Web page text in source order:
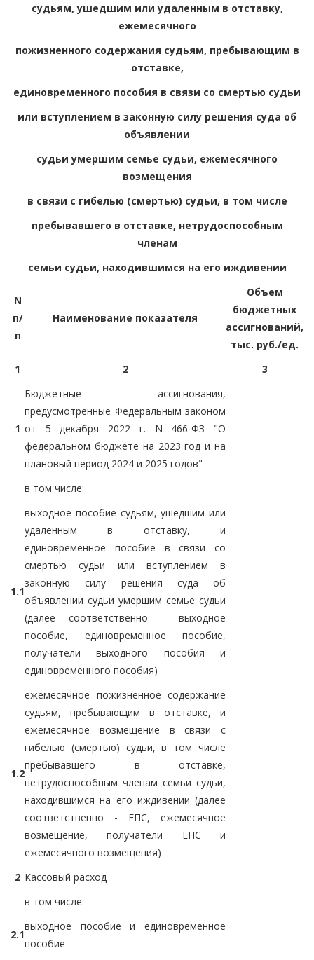
судьям, ушедшим или удаленным в отставку,
ежемесячного
пожизненного содержания судьям, пребывающим в
отставке,
единовременного пособия в связи со смертью судьи
или вступлением в законную силу решения суда об
объявлении
судьи умершим семье судьи, ежемесячного
возмещения
в связи с гибелью (смертью) судьи, в том числе
пребывавшего в отставке, нетрудоспособным
членам
семьи судьи, находившимся на его иждивении
N
п/
п
Наименование показателя
Объем
бюджетных
ассигнований,
тыс. руб./ед.
1
2 3
1
Бюджетные ассигнования,
предусмотренные Федеральным законом
от 5 декабря 2022 г. N 466-ФЗ "О
федеральном бюджете на 2023 год и на
плановый период 2024 и 2025 годов"
в том числе:
1.1
выходное пособие судьям, ушедшим или
удаленным в отставку, и
единовременное пособие в связи со
смертью судьи или вступлением в
законную силу решения суда об
объявлении судьи умершим семье судьи
(далее соответственно - выходное
пособие, единовременное пособие,
получатели выходного пособия и
единовременного пособия)
1.2
ежемесячное пожизненное содержание
судьям, пребывающим в отставке, и
ежемесячное возмещение в связи с
гибелью (смертью) судьи, в том числе
пребывавшего в отставке,
нетрудоспособным членам семьи судьи,
находившимся на его иждивении (далее
соответственно - ЕПС, ежемесячное
возмещение, получатели ЕПС и
ежемесячного возмещения)
2 Кассовый расход
в том числе:
2.1
выходное пособие и единовременное
пособие